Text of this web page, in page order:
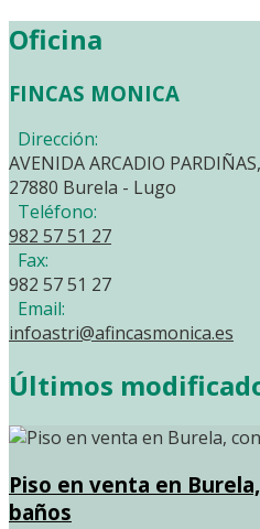
Oficina
FINCAS MONICA
Dirección:
AVENIDA ARCADIO
27880 Burela - Lugo
Teléfono:
982 57 51 27
Fax:
982 57 51 27
Email:
infoastri@afincasmonica.es
Últimos
Piso en venta en
baños